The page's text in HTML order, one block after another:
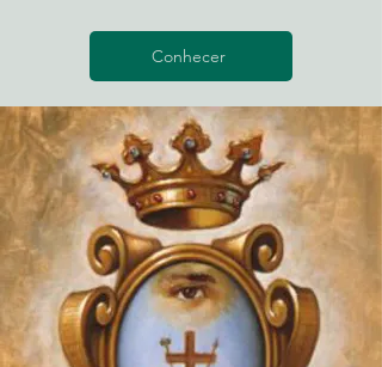
Conhecer